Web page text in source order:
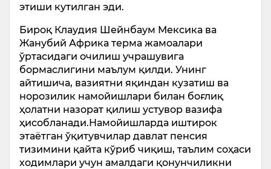
этиши кутилган эди.
Бироқ Клаудия Шейнбаум Мексика ва
Жанубий Африка терма жамоалари
ўртасидаги очилиш учрашувига
бормаслигини маълум қилди. Унинг
айтишича, вазиятни яқиндан кузатиш ва
норозилик намойишлари билан боғлиқ
ҳолатни назорат қилиш устувор вазифа
ҳисобланади.Намойишларда иштирок
этаётган ўқитувчилар давлат пенсия
тизимини қайта кўриб чиқиш, таълим соҳаси
ходимлари учун амалдаги қонунчиликни